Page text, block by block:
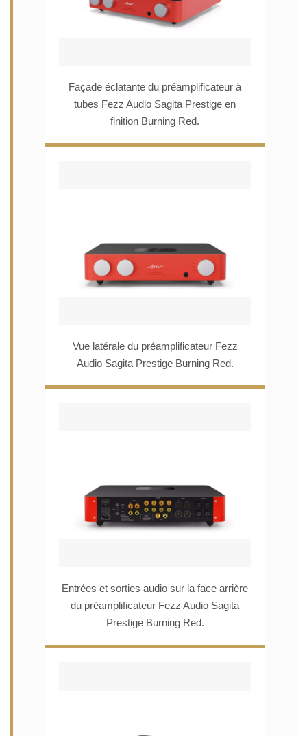
Façade éclatante du préamplificateur à
tubes Fezz Audio Sagita Prestige en
finition Burning Red.
Vue latérale du préamplificateur Fezz
Audio Sagita Prestige Burning Red.
Entrées et sorties audio sur la face arrière
du préamplificateur Fezz Audio Sagita
Prestige Burning Red.